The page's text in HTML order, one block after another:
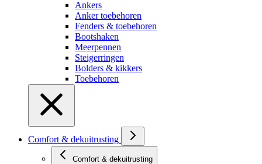
Ankers
Anker toebehoren
Fenders & toebehoren
Bootshaken
Meerpennen
Steigerringen
Bolders & kikkers
Toebehoren
Comfort & dekuitrusting
Comfort & dekuitrusting